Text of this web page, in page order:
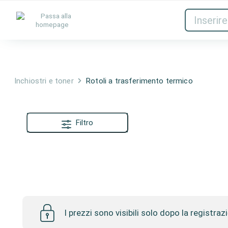
Inchiostri e toner Rete
Inchiostri e toner Rotoli a trasferimento termico
Filtro
I prezzi sono visibili solo dopo la